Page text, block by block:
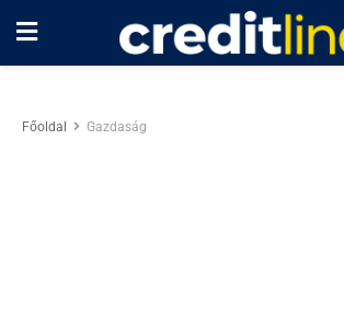
Főoldal Gazdaság